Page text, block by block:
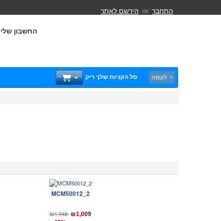
החשבון שלי
התחבר או הירשם לאתר
סל הקניות שלך ריק לקופה
MCM50012_2
₪1,948 ₪1,009